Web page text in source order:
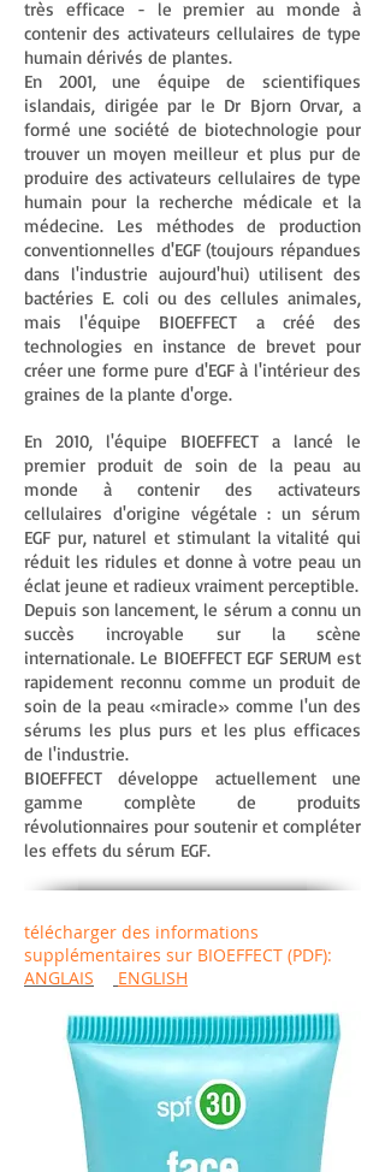
très efficace - le premier au monde à
contenir des activateurs cellulaires de type
humain dérivés de plantes.
En 2001, une équipe de scientifiques
islandais, dirigée par le Dr Bjorn Orvar, a
formé une société de biotechnologie pour
trouver un moyen meilleur et plus pur de
produire des activateurs cellulaires de type
humain pour la recherche médicale et la
médecine. Les méthodes de production
conventionnelles d'EGF (toujours répandues
dans l'industrie aujourd'hui) utilisent des
bactéries E. coli ou des cellules animales,
mais l'équipe BIOEFFECT a créé des
technologies en instance de brevet pour
créer une forme pure d'EGF à l'intérieur des
graines de la plante d'orge.
En 2010, l'équipe BIOEFFECT a lancé le
premier produit de soin de la peau au
monde à contenir des activateurs
cellulaires d'origine végétale : un sérum
EGF pur, naturel et stimulant la vitalité qui
réduit les ridules et donne à votre peau un
éclat jeune et radieux vraiment perceptible.
Depuis son lancement, le sérum a connu un
succès incroyable sur la scène
internationale. Le BIOEFFECT EGF SERUM est
rapidement reconnu comme un produit de
soin de la peau «miracle» comme l'un des
sérums les plus purs et les plus efficaces
de l'industrie.
BIOEFFECT développe actuellement une
gamme complète de produits
révolutionnaires pour soutenir et compléter
les effets du sérum EGF.
télécharger des informations
supplémentaires sur BIOEFFECT (PDF):
ANGLAIS
ENGLISH